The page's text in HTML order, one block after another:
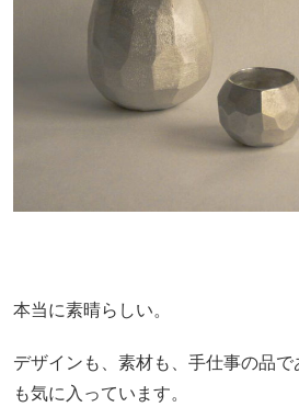
本当に素晴らしい。
デザインも、素材も、手仕事の品
も気に入っています。